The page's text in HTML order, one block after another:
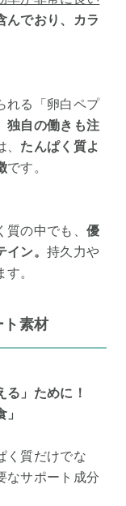
んでおり、カラ
れる「卵白ペプ
独自の働きも注
たんぱく質よ
です。
質の中でも、優
イン。持久力や
。
ト素材
る」ために！
く質だけでな
なサポート成分